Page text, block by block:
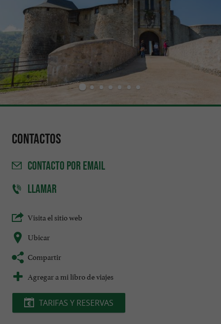
Contactos
CONTACTO POR EMAIL
LLAMAR
Visita el sitio web
Ubicar
Compartir
Agregar a mi libro de viajes
TARIFAS Y RESERVAS